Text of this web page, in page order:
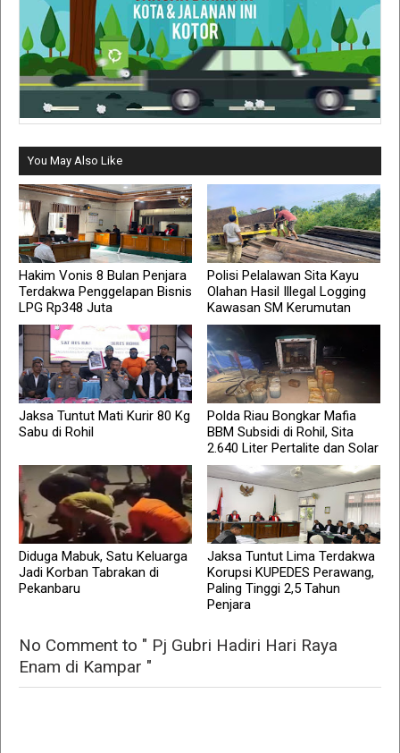
You May Also Like
Hakim Vonis 8 Bulan Penjara
Terdakwa Penggelapan Bisnis
LPG Rp348 Juta
Polisi Pelalawan Sita Kayu
Olahan Hasil Illegal Logging
Kawasan SM Kerumutan
Jaksa Tuntut Mati Kurir 80 Kg
Sabu di Rohil
Polda Riau Bongkar Mafia
BBM Subsidi di Rohil, Sita
2.640 Liter Pertalite dan Solar
Diduga Mabuk, Satu Keluarga
Jadi Korban Tabrakan di
Pekanbaru
Jaksa Tuntut Lima Terdakwa
Korupsi KUPEDES Perawang,
Paling Tinggi 2,5 Tahun
Penjara
No Comment to " Pj Gubri Hadiri Hari Raya
Enam di Kampar "